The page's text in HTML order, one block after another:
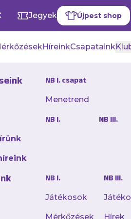
Jegyek Újpest shop
HíreinkCsapataink
NB I. csapat
Menetrend
NB I. NB III.
NB I.
Játékosok
Mérkőzések
NB III.
Hírek
„Kis
de
2025. június 02. 11:36
Klubrekordot